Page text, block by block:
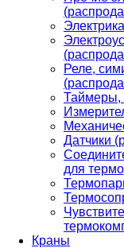
Реле,
Таймеры,
Датчики
для
Краны